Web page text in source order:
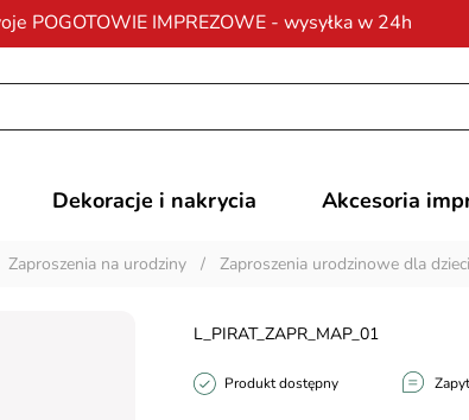
POGOTOWIE IMPREZOWE - wysyłka w 24h
Darmowa dostawana zamówienia od 200 zł
Dekoracje i nakrycia Akcesoria
Zaproszenia na urodziny / Zaproszenia urodzinowe dla dzieci
L_PIRAT_ZAPR_MAP_01
Produkt dostępny